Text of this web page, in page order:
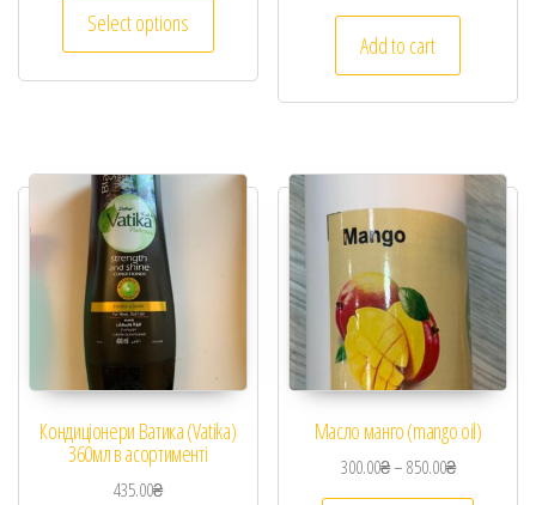
Select options
Add to cart
Кондиціонери Ватика (Vatika)
360мл в асортименті
435.00₴
Масло манго (mango oil)
300.00₴–850.00₴